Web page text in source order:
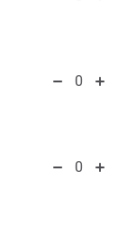
0
0